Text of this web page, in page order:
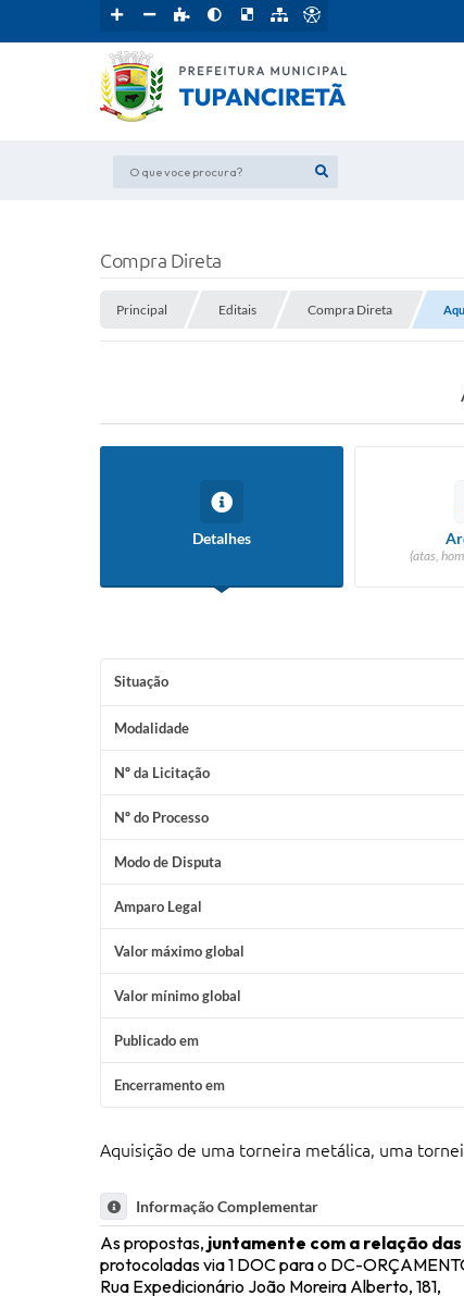
O que voce procura?
Compra Direta
Principal Editais Compra Direta
Detalhes
(atas,
Situação
Modalidade
Nº da Licitação
Nº do Processo
Modo de Disputa
Amparo Legal
Valor máximo global
Valor mínimo global
Publicado em
Encerramento em
Aquisição de uma torneira metálica, uma
Informação Complementar
As propostas, juntamente com a relação
protocoladas via 1 DOC para o DC-
Rua Expedicionário João Moreira Alberto, 181,